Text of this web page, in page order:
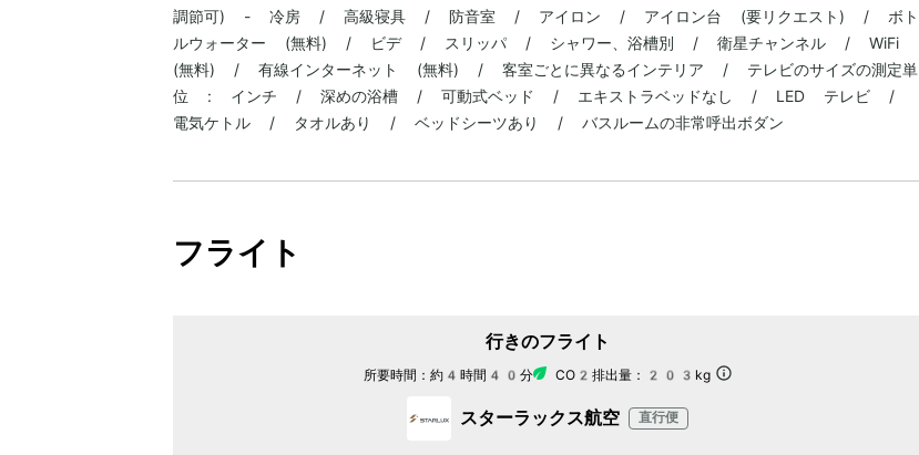
調節可) - 冷房 / 高級寝具 / 防音室 / アイロン / アイロン台 (要リクエスト) / ボト
ルウォーター (無料) / ビデ / スリッパ / シャワー、浴槽別 / 衛星チャンネル / WiFi
(無料) / 有線インターネット (無料) / 客室ごとに異なるインテリア / テレビのサイズの測定単
位 : インチ / 深めの浴槽 / 可動式ベッド / エキストラベッドなし / LED テレビ /
電気ケトル / タオルあり / ベッドシーツあり / バスルームの非常呼出ボダン
フライト
行きのフライト
所要時間： 約4時間40分 CO2排出量： 203kg
スターラックス航空 直行便